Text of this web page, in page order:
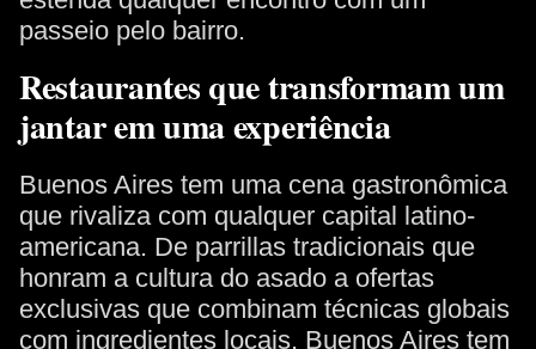
passeio pelo bairro.
Restaurantes que transformam um
jantar em uma experiência
Buenos Aires tem uma cena gastronômica
que rivaliza com qualquer capital latino-
americana. De parrillas tradicionais que
honram a cultura do asado a ofertas
exclusivas que combinam técnicas globais
com ingredientes locais, Buenos Aires tem